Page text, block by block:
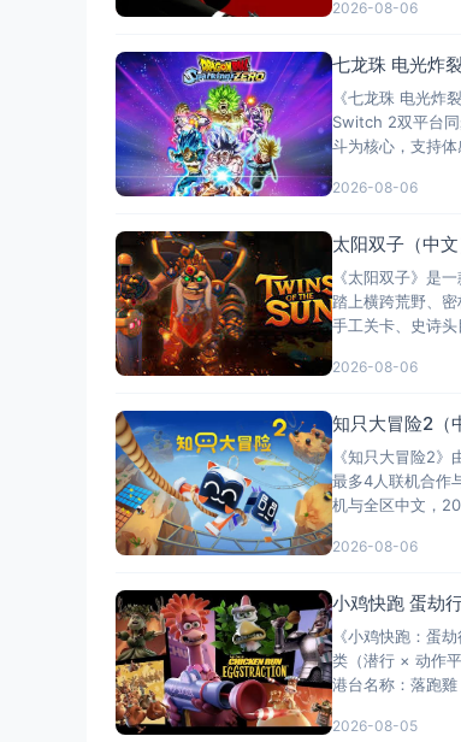
2026-08-06
七龙珠 电光炸
《七龙珠 电光炸
Switch 2双平台
斗为核心，支持体
2026-08-06
太阳双子（中文
《太阳双子》是
踏上横跨荒野、
手工关卡、史诗
2026-08-06
知只大冒险2（
《知只大冒险2
最多4人联机合作
机与全区中文，
2026-08-06
小鸡快跑 蛋劫
《小鸡快跑：蛋
类（潜行 × 动作
港台名称：落跑
2026-08-05